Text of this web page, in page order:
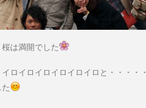
は満開でした
ロイロイロイロイロイロと・・・・・